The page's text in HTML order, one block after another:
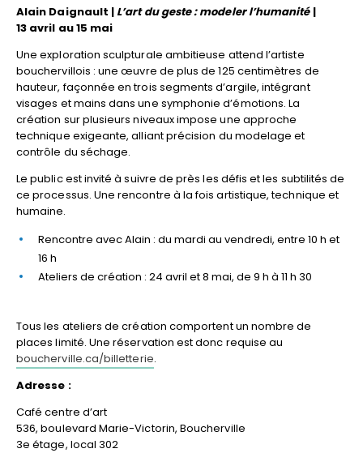
Alain Daignault | L’art du geste : modeler l’humanité|
13 avril au 15 mai
Une exploration sculpturale ambitieuse attend l’artiste
bouchervillois : une œuvre de plus de 125 centimètres de
hauteur, façonnée en trois segments d’argile, intégrant
visages et mains dans une symphonie d’émotions. La
création sur plusieurs niveaux impose une approche
technique exigeante, alliant précision du modelage et
contrôle du séchage.
Le public est invité à suivre de près les défis et les subtilités de
ce processus. Une rencontre à la fois artistique, technique et
humaine.
Rencontre avec Alain : du mardi au vendredi, entre 10 h et
16 h
Ateliers de création : 24 avril et 8 mai, de 9 h à 11 h 30
Tous les ateliers de création comportent un nombre de
places limité. Une réservation est donc requise au
boucherville.ca/billetterie.
Adresse :
Café centre d’art
536, boulevard Marie-Victorin, Boucherville
3e étage, local 302